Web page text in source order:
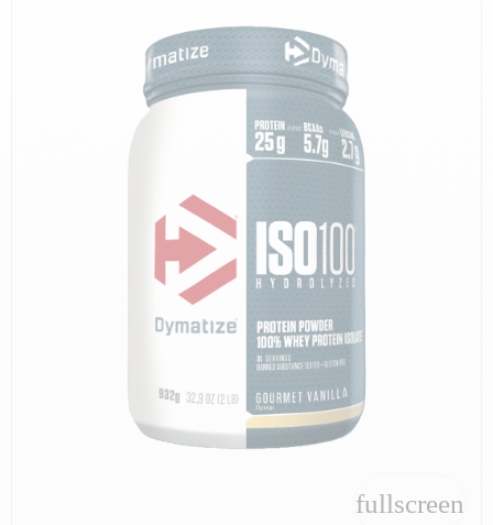
fullscreen
fullscreen